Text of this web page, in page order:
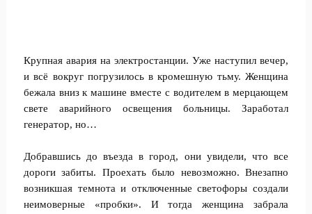
Крупная авария на электростанции. Уже наступил вечер,
и всё вокруг погрузилось в кромешную тьму. Женщина
бежала вниз к машине вместе с водителем в мерцающем
свете аварийного освещения больницы. Заработал
генератор, но…
Добравшись до въезда в город, они увидели, что все
дороги забиты. Проехать было невозможно. Внезапно
возникшая темнота и отключенные светофоры создали
неимоверные «пробки». И тогда женщина забрала